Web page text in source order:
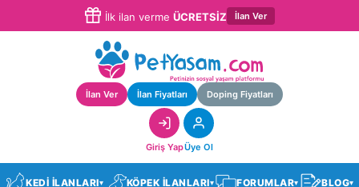
İlk ilan verme ÜCRETSİZ İlan Ver
İlan Ver İlan Fiyatları Doping Fiyatları
Giriş YapÜye Ol
KEDİ İLANLARI▾ KÖPEK İLANLARI▾ FORUMLAR▾ BLOG▾